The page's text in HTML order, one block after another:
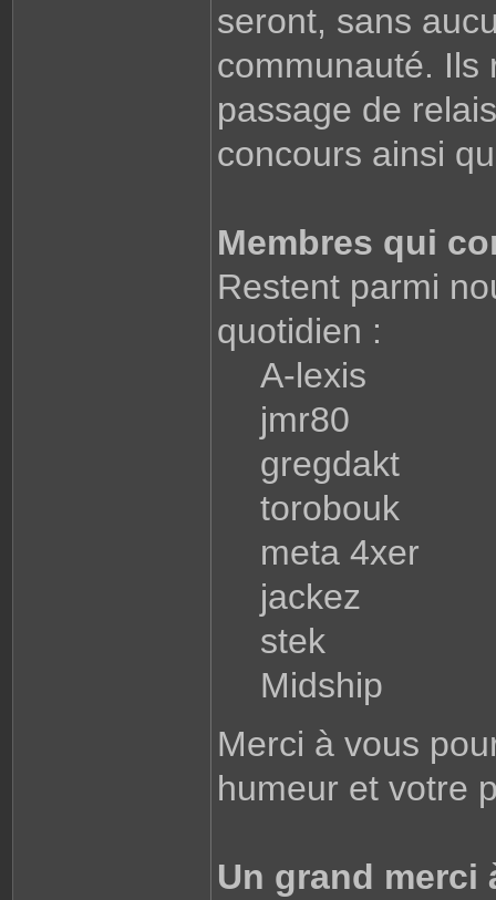
seront, sans
communauté. Ils
passage de
concours ainsi
Membres qui
Restent parmi
quotidien :
A-lexis
jmr80
gregdakt
torobouk
meta 4xer
jackez
stek
Midship
Merci à vous
humeur et votre
Un grand merci